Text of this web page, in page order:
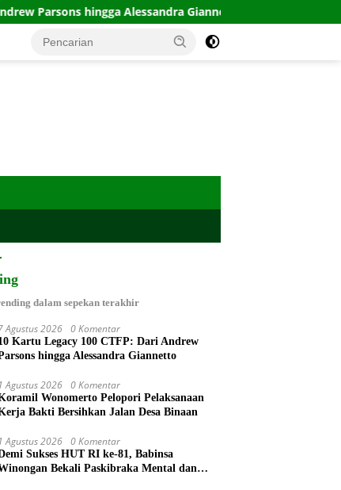
Alessandra Giannetto Paguyuban Konsumen
dalam sepekan terakhir
Agustus 2026 0 Komentar
Kartu Legacy 100 CTFP: Dari Andrew
hingga Alessandra Giannetto
1 Agustus 2026 0 Komentar
Wonomerto Pelopori Pelaksanaan
Bakti Bersihkan Jalan Desa Binaan
1 Agustus 2026 0 Komentar
Sukses HUT RI ke-81, Babinsa
Bekali Paskibraka Mental dan